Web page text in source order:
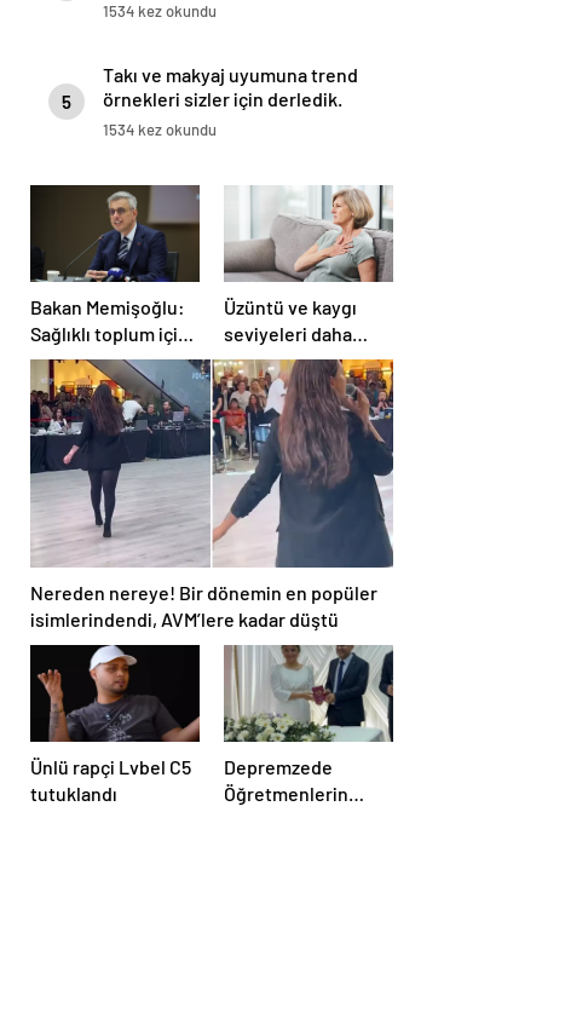
1534 kez okundu
5
Takı ve makyaj uyumuna trend
örnekleri sizler için derledik.
1534 kez okundu
Bakan Memişoğlu:
Sağlıklı toplum için
uğraşıyoruz
Üzüntü ve kaygı
seviyeleri daha
yüksek! Anne
kalbindeki şaşırtan
değişim
Nereden nereye! Bir dönemin en popüler
isimlerindendi, AVM’lere kadar düştü
Ünlü rapçi Lvbel C5
tutuklandı
Depremzede
Öğretmenlerin